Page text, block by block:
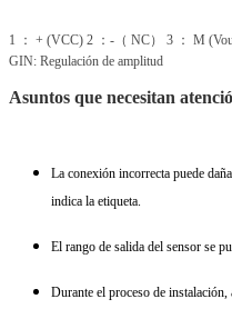
1 ： + (VCC) 2 ：-（ NC） 3 ： M
GIN: Regulación de amplitud
Asuntos que necesitan
La conexión incorrecta puede
indica la etiqueta.
El rango de salida del sensor se
Durante el proceso de instalación,